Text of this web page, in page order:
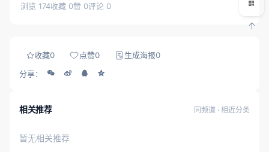
浏览 174收藏 0赞 0评论 0
收藏0 点赞0 生成海报0
分享：
相关推荐 同频道 · 相近分类
暂无相关推荐